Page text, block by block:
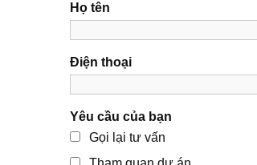
Họ tên
Điện thoại
Yêu cầu của bạn
Gọi lại tư vấn